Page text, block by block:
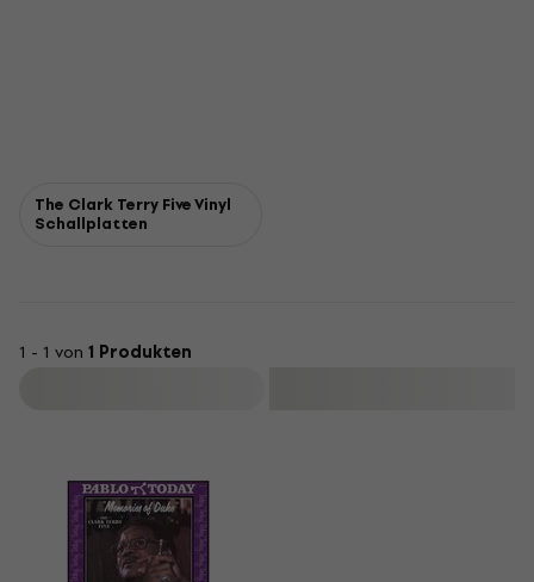
The Clark Terry Five Vinyl
Schallplatten
1 - 1 von 1 Produkten